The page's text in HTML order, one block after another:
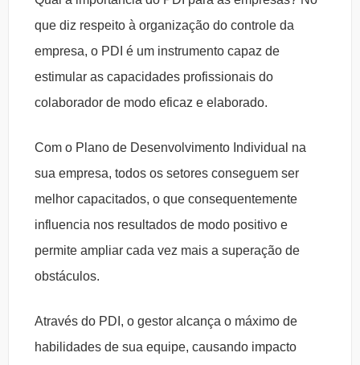
que diz respeito à organização do controle da
empresa, o PDI é um instrumento capaz de
estimular as capacidades profissionais do
colaborador de modo eficaz e elaborado.
Com o Plano de Desenvolvimento Individual na
sua empresa, todos os setores conseguem ser
melhor capacitados, o que consequentemente
influencia nos resultados de modo positivo e
permite ampliar cada vez mais a superação de
obstáculos.
Através do PDI, o gestor alcança o máximo de
habilidades de sua equipe, causando impacto